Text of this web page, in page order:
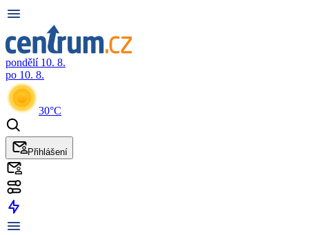
pondělí 10. 8.
po 10. 8.
30°C
Přihlášení